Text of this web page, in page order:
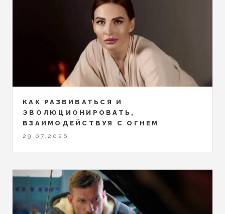
КАК РАЗВИВАТЬСЯ И
ЭВОЛЮЦИОНИРОВАТЬ,
ВЗАИМОДЕЙСТВУЯ С ОГНЕМ
29.07.2026